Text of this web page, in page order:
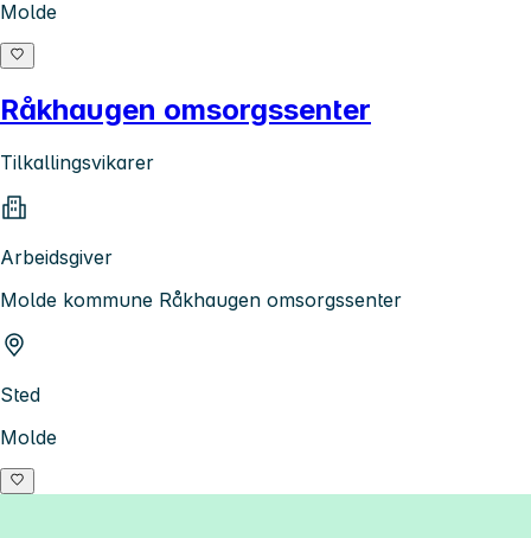
Molde
Råkhaugen omsorgssenter
Tilkallingsvikarer
Arbeidsgiver
Molde kommune Råkhaugen omsorgssenter
Sted
Molde